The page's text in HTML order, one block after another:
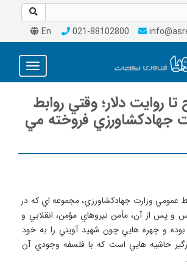
En 021-88102800
Toggle
تا روايت دلار؛ وقتي روابط
جهادكشاورزي فروخته مي
عمومي وزارت جهادكشاورزي، مجموعه اي كه در
و پس از آن، مأمن نيروهاي مؤمن، انقلابي و
و چهره هايي چون شهيد آويني را به خود
حاشيه هايي است كه با فلسفه وجودي آن